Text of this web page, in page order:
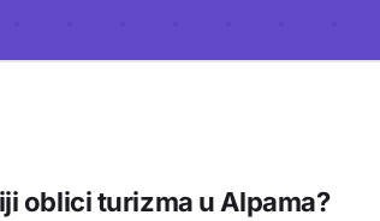
oblici turizma u Alpama?